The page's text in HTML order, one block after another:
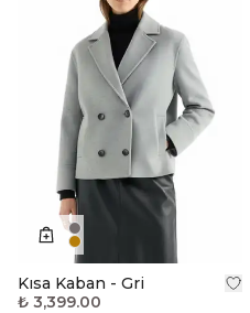
Kısa Kaban - Gri
₺ 3,399.00